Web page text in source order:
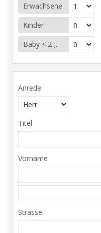
Erwachsene
Kinder
Baby < 2 J.
Anrede
Titel
Vorname
Strasse